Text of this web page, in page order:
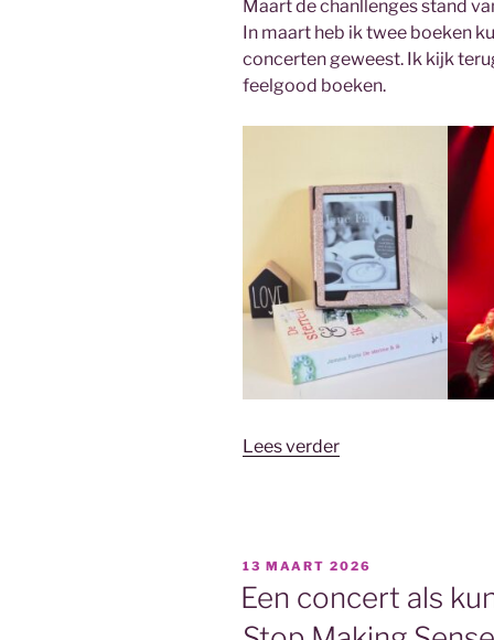
Maart de chanllenges stand
In maart heb ik twee boeken
concerten geweest. Ik kijk
feelgood boeken.
Lees verder“Challenge
GEPLAATST
OP
13 MAART 2026
Een concert als